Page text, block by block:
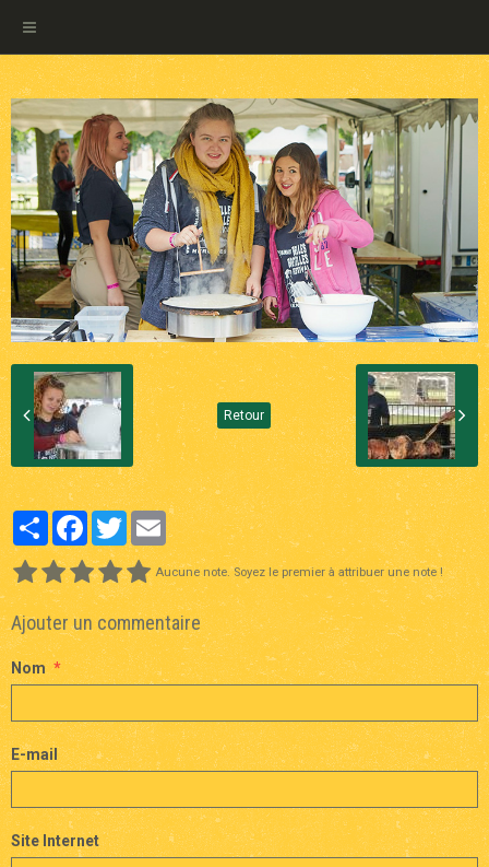
Retour
PartagerFacebookTwitterEmail
Aucune note. Soyez le premier à attribuer une note !
Ajouter un commentaire
Nom
E-mail
Site Internet